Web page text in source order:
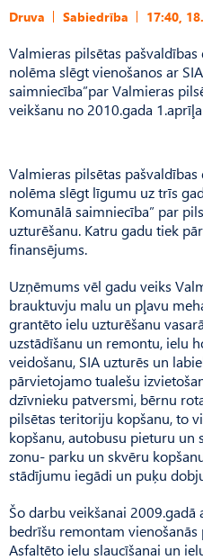
Druva Sabiedrība 17:40,
Valmieras pilsētas
nolēma slēgt vienošanos ar
saimniecība”par Valmieras
veikšanu no 2010.gada
Valmieras pilsētas
nolēma slēgt līgumu uz trīs
Komunālā saimniecība” par
uzturēšanu. Katru gadu tiek
finansējums.
Uzņēmums vēl gadu veiks
brauktuvju malu un pļavu
grantēto ielu uzturēšanu
uzstādīšanu un remontu, ielu
veidošanu, SIA uzturēs un
pārvietojamo tualešu
dzīvnieku patversmi, bērnu
pilsētas teritoriju kopšanu, to
kopšanu, autobusu pieturu un
zonu- parku un skvēru
stādījumu iegādi un puķu
Šo darbu veikšanai 2009.gadā
bedrīšu remontam
Asfaltēto ielu slaucīšanai un